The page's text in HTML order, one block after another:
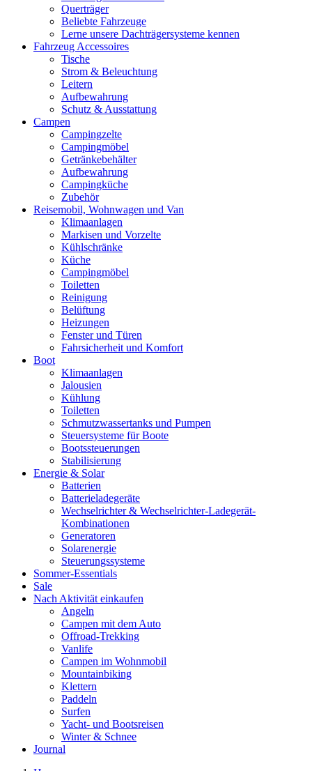
Querträger
Beliebte Fahrzeuge
Lerne unsere Dachträgersysteme kennen
Fahrzeug Accessoires
Tische
Strom & Beleuchtung
Leitern
Aufbewahrung
Schutz & Ausstattung
Campen
Campingzelte
Campingmöbel
Getränkebehälter
Aufbewahrung
Campingküche
Zubehör
Reisemobil, Wohnwagen und Van
Klimaanlagen
Markisen und Vorzelte
Kühlschränke
Küche
Campingmöbel
Toiletten
Reinigung
Belüftung
Heizungen
Fenster und Türen
Fahrsicherheit und Komfort
Boot
Klimaanlagen
Jalousien
Kühlung
Toiletten
Schmutzwassertanks und Pumpen
Steuersysteme für Boote
Bootssteuerungen
Stabilisierung
Energie & Solar
Batterien
Batterieladegeräte
Wechselrichter & Wechselrichter-Ladegerät-
Kombinationen
Generatoren
Solarenergie
Steuerungssysteme
Sommer-Essentials
Sale
Nach Aktivität einkaufen
Angeln
Campen mit dem Auto
Offroad-Trekking
Vanlife
Campen im Wohnmobil
Mountainbiking
Klettern
Paddeln
Surfen
Yacht- und Bootsreisen
Winter & Schnee
Journal